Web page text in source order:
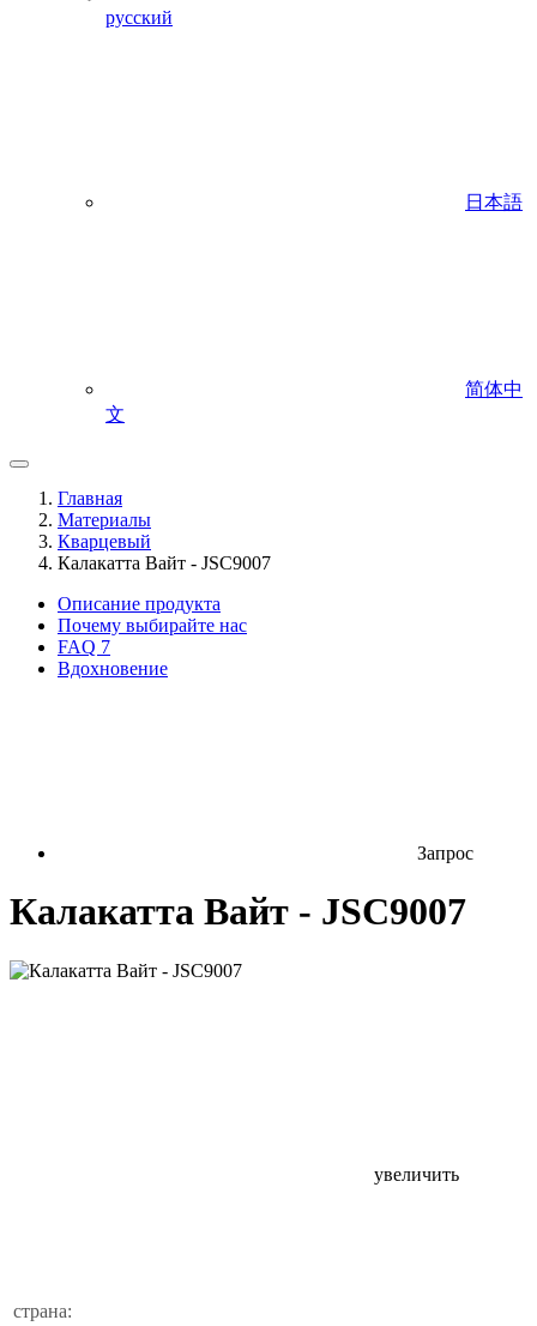
русский
日本語
简体中
文
Главная
Материалы
Кварцевый
Калакатта Вайт - JSC9007
Описание продукта
Почему выбирайте нас
FAQ 7
Вдохновение
Запрос
Калакатта Вайт - JSC9007
увеличить
страна: